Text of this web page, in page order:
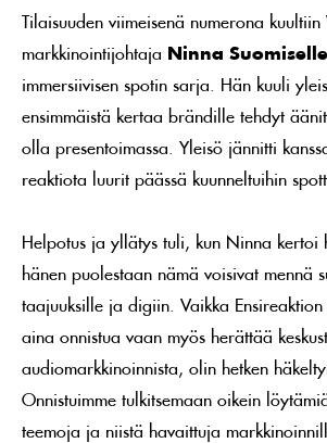
Tilaisuuden viimeisenä numerona kuultiin
markkinointijohtaja Ninna Suomiselle
immersiivisen spotin sarja. Hän kuuli
ensimmäistä kertaa brändille tehdyt
olla presentoimassa. Yleisö jännitti
reaktiota luurit päässä kuunneltuihin
Helpotus ja yllätys tuli, kun Ninna kertoi
hänen puolestaan nämä voisivat mennä
taajuuksille ja digiin. Vaikka
aina onnistua vaan myös herättää
audiomarkkinoinnista, olin hetken
Onnistuimme tulkitsemaan oikein
teemoja ja niistä havaittuja